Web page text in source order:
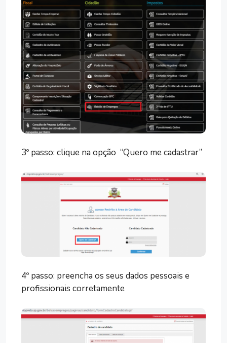
3º passo: clique na opção “Quero me cadastrar”
4º passo: preencha os seus dados pessoais e
profissionais corretamente